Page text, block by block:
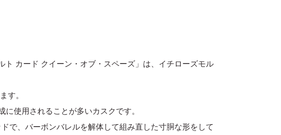
カード クイーン・オブ・スペーズ」は、イチローズモル
す。
使用されることが多いカスクです。
で、バーボンバレルを解体して組み直した寸胴な形をして